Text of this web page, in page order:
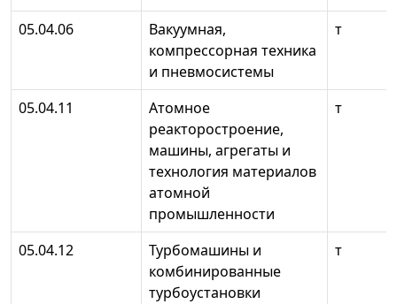
05.04.06
Вакуумная,
компрессорная техника
и пневмосистемы
т
05.04.11
Атомное
реакторостроение,
машины, агрегаты и
технология материалов
атомной
промышленности
т
05.04.12
Турбомашины и
комбинированные
турбоустановки
т